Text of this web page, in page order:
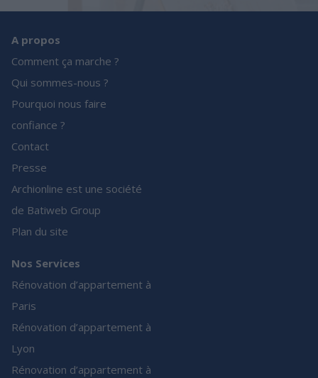
A propos
Comment ça marche ?
Qui sommes-nous ?
Pourquoi nous faire
confiance ?
Contact
Presse
Archionline est une société
de Batiweb Group
Plan du site
Nos Services
Rénovation d’appartement à
Paris
Rénovation d’appartement à
Lyon
Rénovation d’appartement à